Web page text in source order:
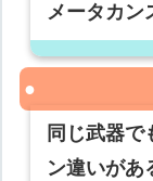
メータカン
同じ武器で
ン違いがあ